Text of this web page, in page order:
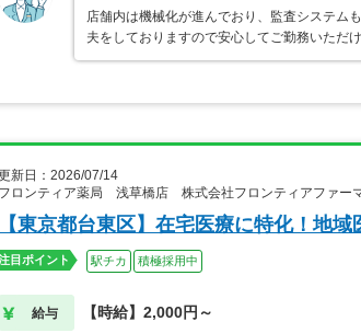
店舗内は機械化が進んでおり、監査システム
夫をしておりますので安心してご勤務いただ
新日：2026/07/14
フロンティア薬局 浅草橋店 株式会社フロンティアファー
【東京都台東区】在宅医療に特化！地
目ポイント 駅チカ 積極採用中
給与 【時給】2,000円～